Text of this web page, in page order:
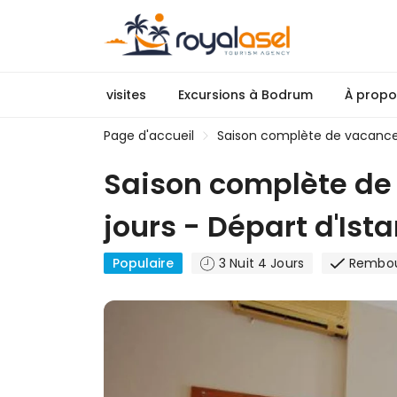
visites Excursions à Bodrum À
Page d'accueil Saison complète de
Saison complète
jours - Départ
Populaire 3 Nuit 4 Jours